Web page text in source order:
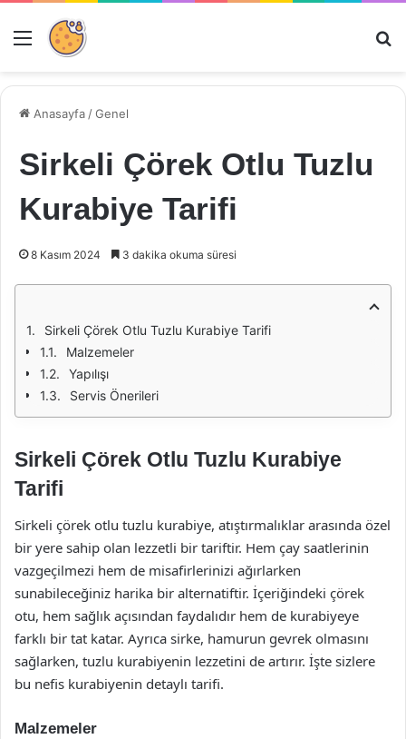
Menü
Anasayfa /Genel
Sirkeli Çörek Otlu Tuzlu
Kurabiye Tarifi
8 Kasım 2024 3 dakika okuma süresi
Sirkeli Çörek Otlu Tuzlu Kurabiye Tarifi
Malzemeler
Yapılışı
Servis Önerileri
Sirkeli Çörek Otlu Tuzlu Kurabiye
Tarifi
Sirkeli çörek otlu tuzlu kurabiye, atıştırmalıklar arasında özel
bir yere sahip olan lezzetli bir tariftir. Hem çay saatlerinin
vazgeçilmezi hem de misafirlerinizi ağırlarken
sunabileceğiniz harika bir alternatiftir. İçeriğindeki çörek
otu, hem sağlık açısından faydalıdır hem de kurabiyeye
farklı bir tat katar. Ayrıca sirke, hamurun gevrek olmasını
sağlarken, tuzlu kurabiyenin lezzetini de artırır. İşte sizlere
bu nefis kurabiyenin detaylı tarifi.
Malzemeler